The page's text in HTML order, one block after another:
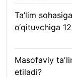
Ta’lim
o‘qituvchiga
Masofaviy
etiladi?